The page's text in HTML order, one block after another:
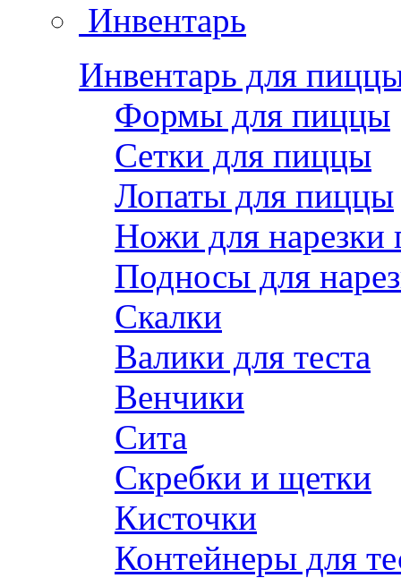
Инвентарь
Инвентарь для
Формы для пиццы
Сетки для пиццы
Лопаты для пиццы
Ножи для нарезки
Подносы для
Скалки
Валики для теста
Венчики
Сита
Скребки и щетки
Кисточки
Контейнеры для